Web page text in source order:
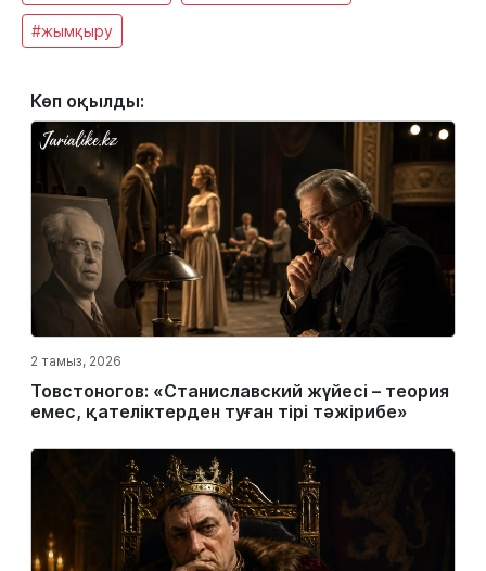
#жымқыру
Көп оқылды:
2 тамыз, 2026
Товстоногов: «Станиславский жүйесі – теория
емес, қателіктерден туған тірі тәжірибе»